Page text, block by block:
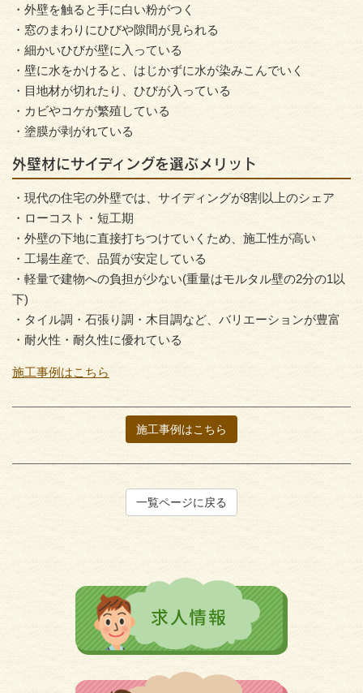
・外壁を触ると手に白い粉がつく
・窓のまわりにひびや隙間が見られる
・細かいひびが壁に入っている
・壁に水をかけると、はじかずに水が染みこんでいく
・目地材が切れたり、ひびが入っている
・カビやコケが繁殖している
・塗膜が剥がれている
外壁材にサイディングを選ぶメリット
・現代の住宅の外壁では、サイディングが8割以上のシェア
・ローコスト・短工期
・外壁の下地に直接打ちつけていくため、施工性が高い
・工場生産で、品質が安定している
・軽量で建物への負担が少ない(重量はモルタル壁の2分の1以
下)
・タイル調・石張り調・木目調など、バリエーションが豊富
・耐火性・耐久性に優れている
施工事例はこちら
施工事例はこちら
一覧ページに戻る